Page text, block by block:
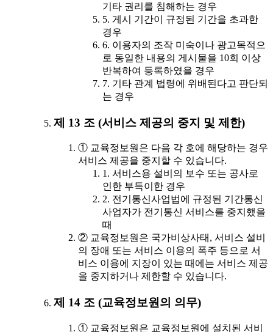
기타 권리를 침해하는 경우
5. 게시 기간이 규정된 기간을 초과한
경우
6. 이용자의 조작 미숙이나 광고목적으
로 동일한 내용의 게시물을 10회 이상
반복하여 등록하였을 경우
7. 기타 관계 법령에 위배된다고 판단되
는 경우
제 13 조 (서비스 제공의 중지 및 제한)
① 교육정보원은 다음 각 호에 해당하는 경우
서비스 제공을 중지할 수 있습니다.
1. 서비스용 설비의 보수 또는 공사로
인한 부득이한 경우
2. 전기통신사업법에 규정된 기간통신
사업자가 전기통신 서비스를 중지했을
때
② 교육정보원은 국가비상사태, 서비스 설비
의 장애 또는 서비스 이용의 폭주 등으로 서
비스 이용에 지장이 있는 때에는 서비스 제공
을 중지하거나 제한할 수 있습니다.
제 14 조 (교육정보원의 의무)
① 교육정보원은 교육정보원에 설치된 서비